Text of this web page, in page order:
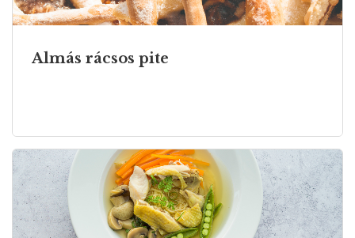
Almás rácsos pite